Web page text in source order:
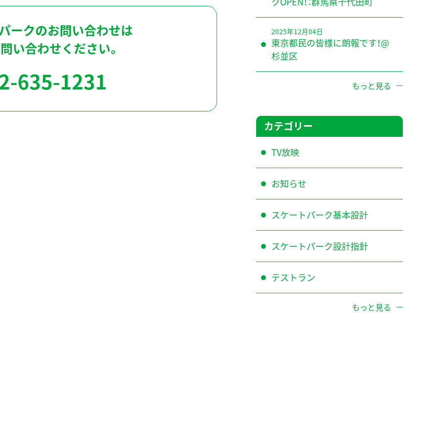
ークのお問い合わせは
い合わせください。
635-1231
2025年12月04日
東京都民の皆様に朗報です！@
杉並区
もっと見る
カテゴリー
TV放映
お知らせ
スケートパーク基本設計
スケートパーク設計指針
テストラン
もっと見る